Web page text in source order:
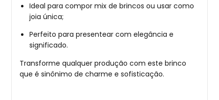
Ideal para compor mix de brincos ou usar como
joia única;
Perfeito para presentear com elegância e
significado.
Transforme qualquer produção com este brinco
que é sinônimo de charme e sofisticação.